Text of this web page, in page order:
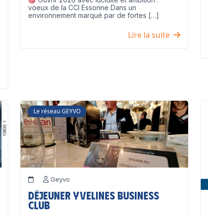
voeux de la CCI Essonne Dans un
environnement marqué par de fortes […]
Lire la suite
Le réseau GEYVO
Geyvo
Déjeuner Yvelines Business
Club